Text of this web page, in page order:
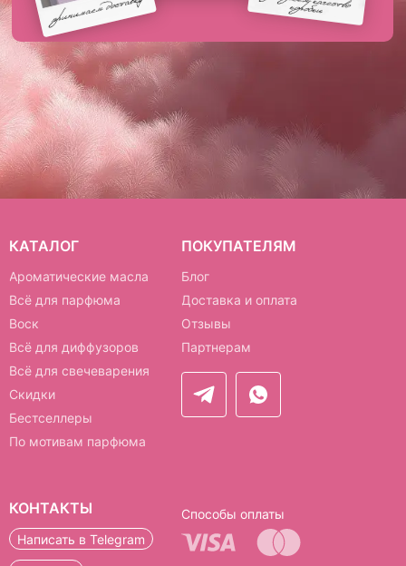
КАТАЛОГ ПОКУПАТЕЛЯМ
КОНТАКТЫ
Ароматические масла
Всё для парфюма
Воск
Скидки
Бестселлеры
По мотивам парфюма
Всё для диффузоров
Всё для свечеварения
Партнерам
Способы оплаты
Написать в Telegram
Отзывы
Доставка и оплата
Блог